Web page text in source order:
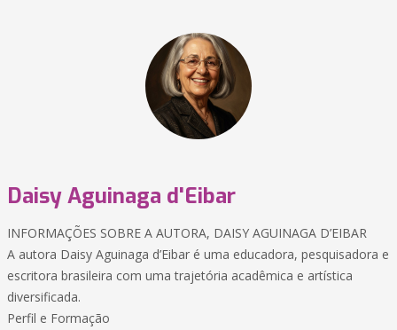
Daisy Aguinaga d'Eibar
INFORMAÇÕES SOBRE A AUTORA, DAISY AGUINAGA D’EIBAR
A autora Daisy Aguinaga d’Eibar é uma educadora, pesquisadora e
escritora brasileira com uma trajetória acadêmica e artística
diversificada.
Perfil e Formação